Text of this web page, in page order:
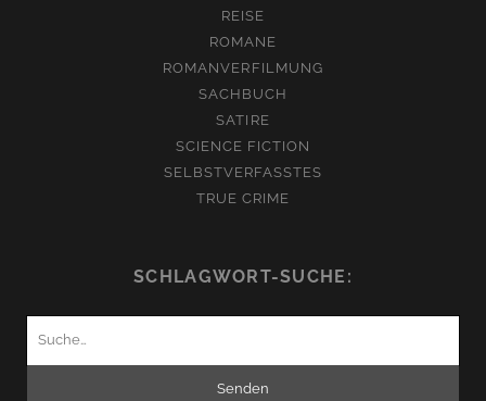
REISE
ROMANE
ROMANVERFILMUNG
SACHBUCH
SATIRE
SCIENCE FICTION
SELBSTVERFASSTES
TRUE CRIME
SCHLAGWORT-SUCHE: